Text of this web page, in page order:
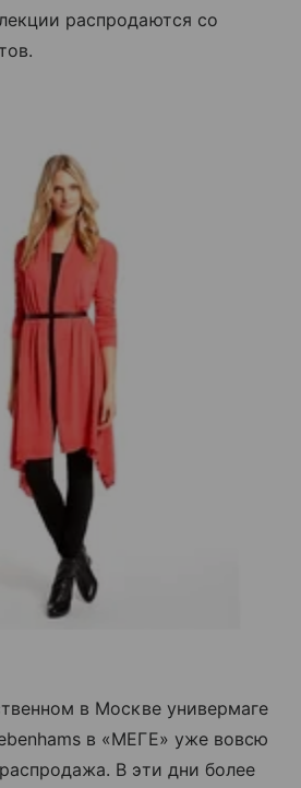
распродаются со
в Москве универмаге
в «МЕГЕ» уже вовсю
В эти дни более